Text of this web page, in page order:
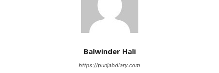
Balwinder Hali
https://punjabdiary.com